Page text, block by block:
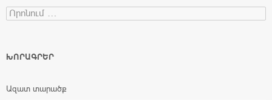
Search for:
ԽՈՐԱԳՐԵՐ
Ազատ տարածք